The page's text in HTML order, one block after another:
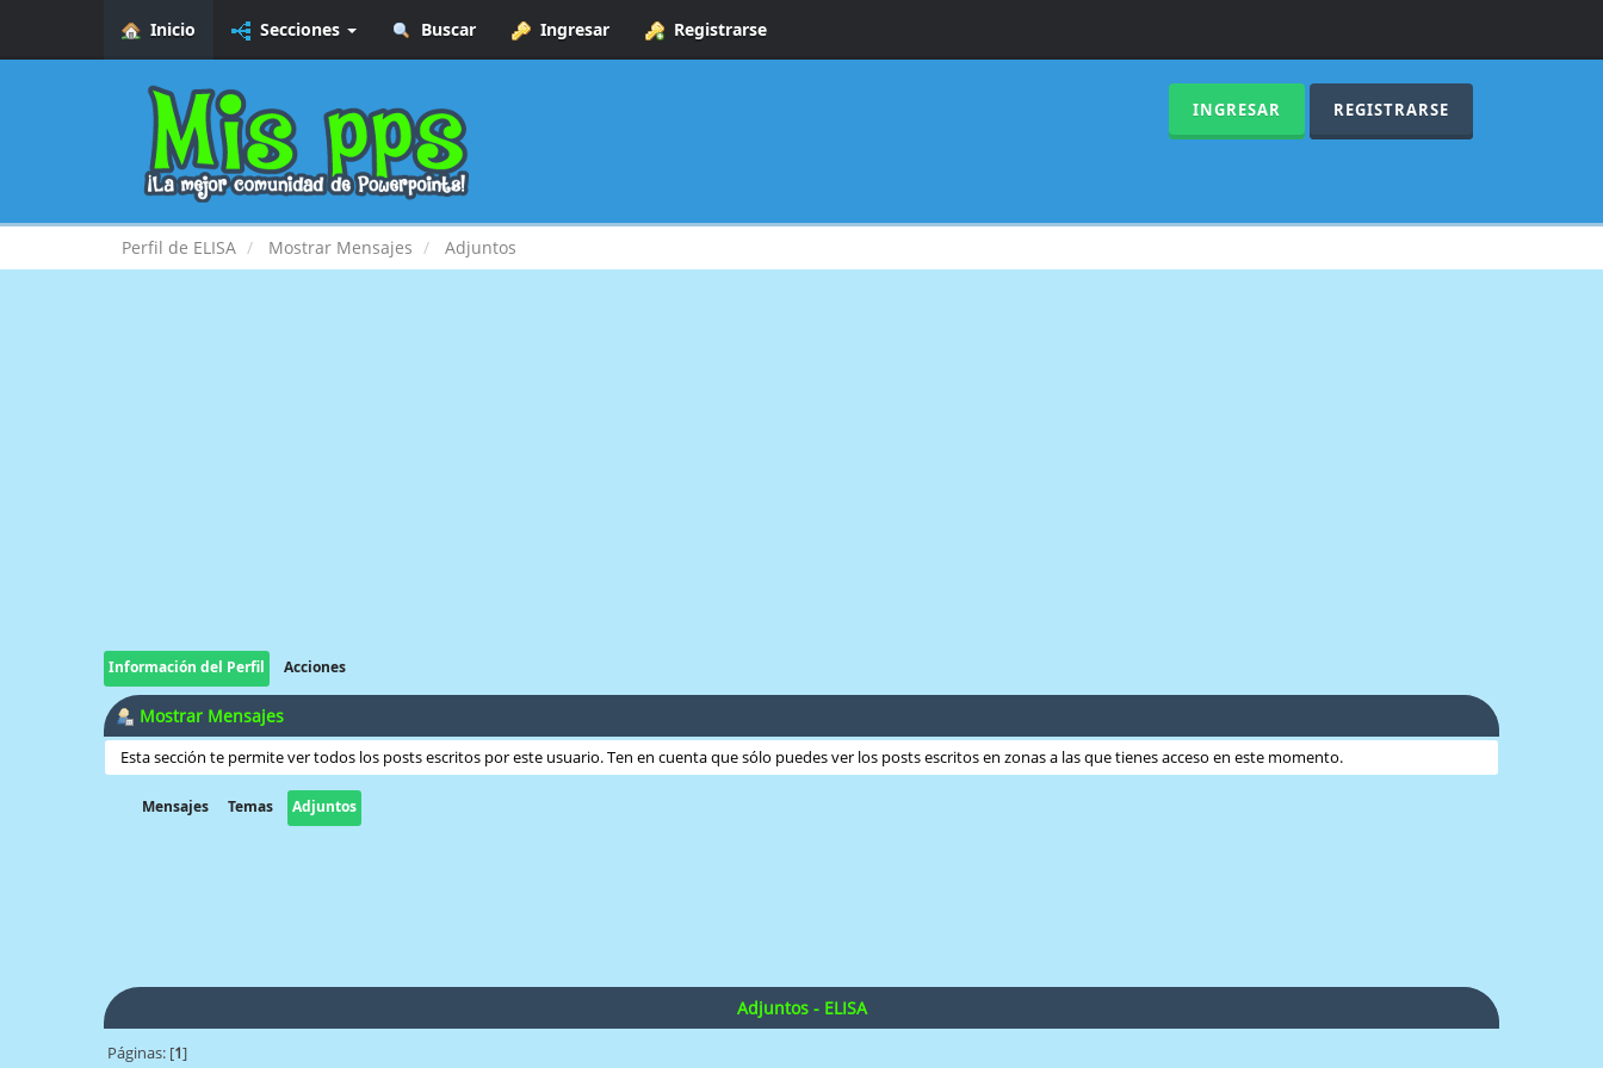
Inicio Secciones Buscar Ingresar Registrarse
INGRESAR REGISTRARSE
Perfil de ELISA Mostrar Mensajes Adjuntos
Información del Perfil Acciones
Mostrar Mensajes
Esta sección te permite ver todos los posts escritos por este usuario. Ten en cuenta que sólo puedes ver los posts escritos en zonas a las que tienes acceso en este momento.
Mensajes Temas Adjuntos
Adjuntos - ELISA
Páginas: [1]